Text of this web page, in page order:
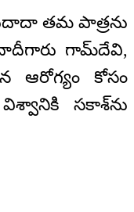
తమ పాత్రను
గామ్‌దేవి,
ఆరోగ్యం కోసం
విశ్వానికి సకాశ్‌ను